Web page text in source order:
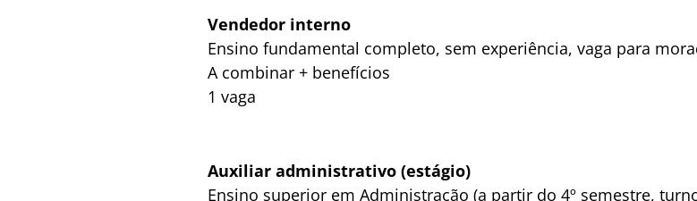
Vendedor interno
Ensino fundamental completo, sem experiência, vaga para
A combinar + benefícios
1 vaga
Auxiliar administrativo (estágio)
Ensino superior em Administração (a partir do 4º semestre,